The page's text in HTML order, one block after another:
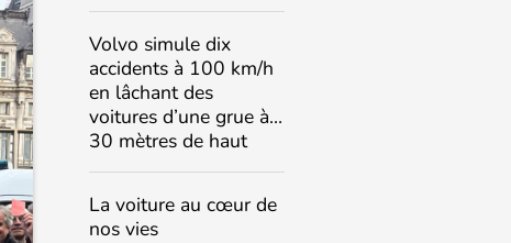
Volvo simule dix
accidents à 100 km/h
en lâchant des
voitures d’une grue à…
30 mètres de haut
La voiture au cœur de
nos vies